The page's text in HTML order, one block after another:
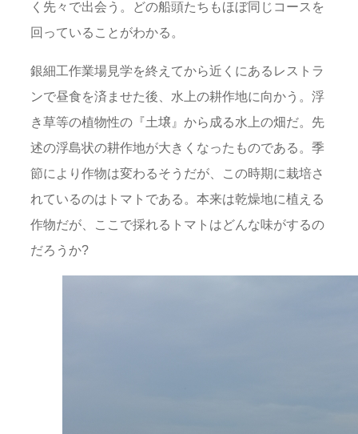
く先々で出会う。どの船頭たちもほぼ同じコースを
回っていることがわかる。
銀細工作業場見学を終えてから近くにあるレストラ
ンで昼食を済ませた後、水上の耕作地に向かう。浮
き草等の植物性の『土壌』から成る水上の畑だ。先
述の浮島状の耕作地が大きくなったものである。季
節により作物は変わるそうだが、この時期に栽培さ
れているのはトマトである。本来は乾燥地に植える
作物だが、ここで採れるトマトはどんな味がするの
だろうか?